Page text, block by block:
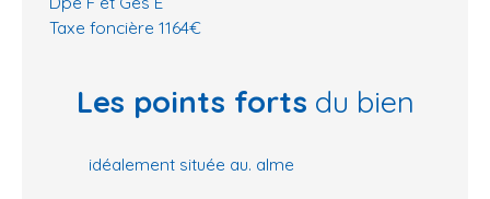
Taxe foncière 1164€
Les points forts du bien
idéalement située au. alme